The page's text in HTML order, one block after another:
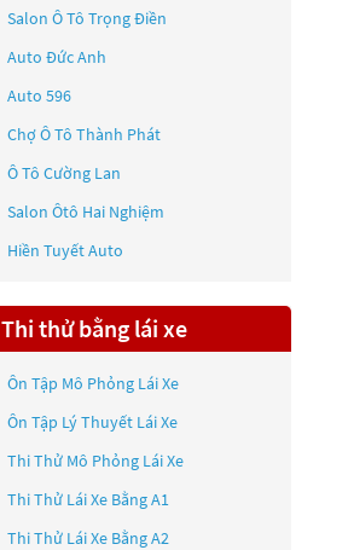
Salon Ô Tô Trọng Điền
Auto Đức Anh
Auto 596
Chợ Ô Tô Thành Phát
Ô Tô Cường Lan
Salon Ôtô Hai Nghiệm
Hiền Tuyết Auto
Thi thử bằng lái xe
Ôn Tập Mô Phỏng Lái Xe
Ôn Tập Lý Thuyết Lái Xe
Thi Thử Mô Phỏng Lái Xe
Thi Thử Lái Xe Bằng A1
Thi Thử Lái Xe Bằng A2